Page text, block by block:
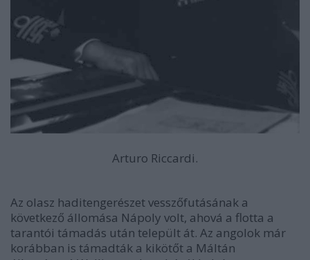
Arturo Riccardi.
Az olasz haditengerészet vesszőfutásának a
következő állomása Nápoly volt, ahová a flotta a
tarantói támadás után települt át. Az angolok már
korábban is támadták a kikötőt a Máltán